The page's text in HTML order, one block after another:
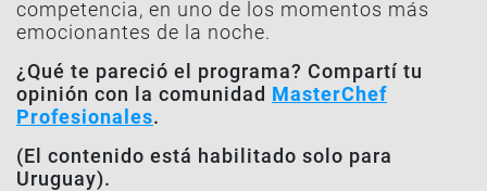
competencia, en uno de los momentos más
emocionantes de la noche.
¿Qué te pareció el programa? Compartí tu
opinión con la comunidad MasterChef
Profesionales.
(El contenido está habilitado solo para
Uruguay).